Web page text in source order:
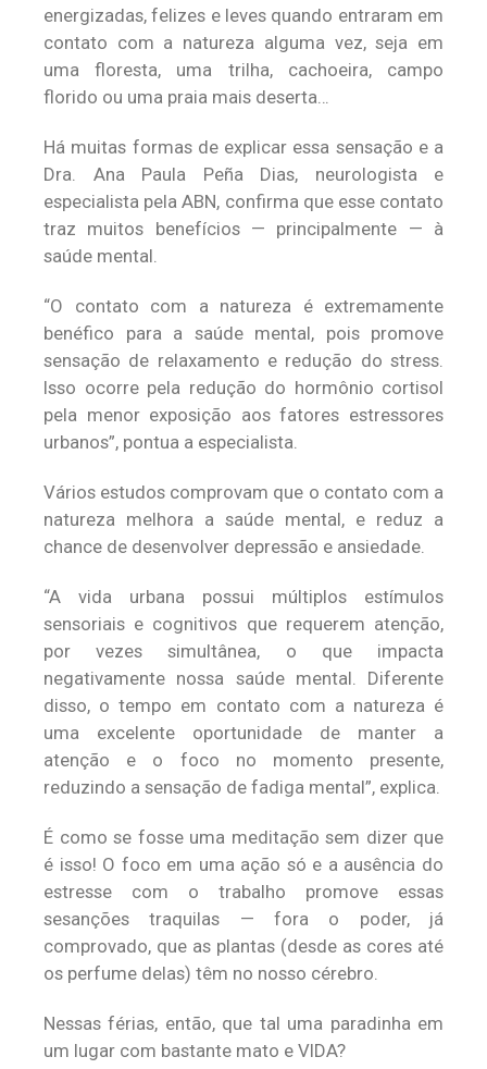
energizadas, felizes e leves quando entraram em
contato com a natureza alguma vez, seja em
uma floresta, uma trilha, cachoeira, campo
florido ou uma praia mais deserta…
Há muitas formas de explicar essa sensação e a
Dra. Ana Paula Peña Dias, neurologista e
especialista pela ABN, confirma que esse contato
traz muitos benefícios — principalmente — à
saúde mental.
“O contato com a natureza é extremamente
benéfico para a saúde mental, pois promove
sensação de relaxamento e redução do stress.
Isso ocorre pela redução do hormônio cortisol
pela menor exposição aos fatores estressores
urbanos”, pontua a especialista.
Vários estudos comprovam que o contato com a
natureza melhora a saúde mental, e reduz a
chance de desenvolver depressão e ansiedade.
“A vida urbana possui múltiplos estímulos
sensoriais e cognitivos que requerem atenção,
por vezes simultânea, o que impacta
negativamente nossa saúde mental. Diferente
disso, o tempo em contato com a natureza é
uma excelente oportunidade de manter a
atenção e o foco no momento presente,
reduzindo a sensação de fadiga mental”, explica.
É como se fosse uma meditação sem dizer que
é isso! O foco em uma ação só e a ausência do
estresse com o trabalho promove essas
sesanções traquilas — fora o poder, já
comprovado, que as plantas (desde as cores até
os perfume delas) têm no nosso cérebro.
Nessas férias, então, que tal uma paradinha em
um lugar com bastante mato e VIDA?